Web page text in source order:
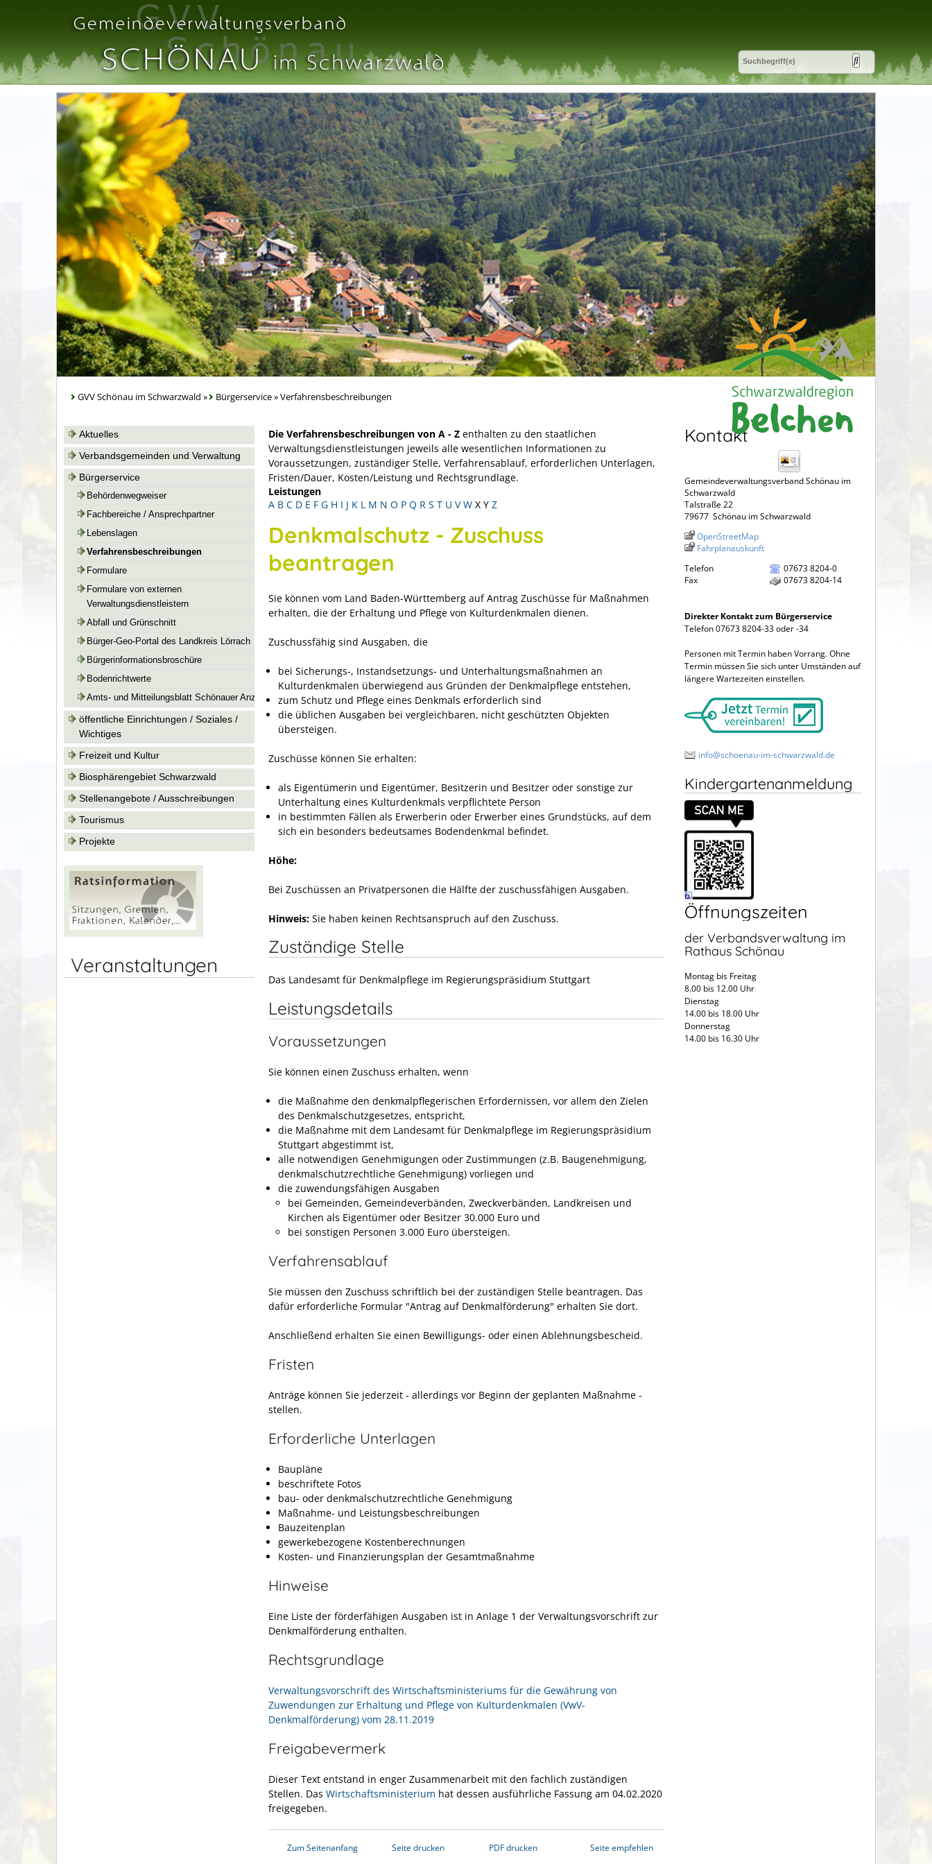
GVV Schönau im Schwarzwald » Bürgerservice»Verfahrensbeschreibungen
Aktuelles
Verbandsgemeinden und Verwaltung
Bürgerservice
Behördenwegweiser
Fachbereiche / Ansprechpartner
Lebenslagen
Verfahrensbeschreibungen
Formulare
Formulare von externen
Verwaltungsdienstleistern
Abfall und Grünschnitt
Bürger-Geo-Portal des Landkreis Lörrach
Bürgerinformationsbroschüre
Bodenrichtwerte
Amts- und Mitteilungsblatt Schönauer Anzeiger
öffentliche Einrichtungen / Soziales /
Wichtiges
Freizeit und Kultur
Biosphärengebiet Schwarzwald
Stellenangebote / Ausschreibungen
Tourismus
Projekte
Veranstaltungen
Die Verfahrensbeschreibungen von A - Z enthalten zu den staatlichen
Verwaltungsdienstleistungen jeweils alle wesentlichen Informationen zu
Voraussetzungen, zuständiger Stelle, Verfahrensablauf, erforderlichen Unterlagen,
Fristen/Dauer, Kosten/Leistung und Rechtsgrundlage.
Leistungen
A B C D E F G H I J K L M N O P Q R S T U V W X Y Z
Denkmalschutz - Zuschuss
beantragen
Sie können vom Land Baden-Württemberg auf Antrag Zuschüsse für Maßnahmen
erhalten, die der Erhaltung und Pflege von Kulturdenkmalen dienen.
Zuschussfähig sind Ausgaben, die
bei Sicherungs-, Instandsetzungs- und Unterhaltungsmaßnahmen an
Kulturdenkmalen überwiegend aus Gründen der Denkmalpflege entstehen,
zum Schutz und Pflege eines Denkmals erforderlich sind
die üblichen Ausgaben bei vergleichbaren, nicht geschützten Objekten
übersteigen.
Zuschüsse können Sie erhalten:
als Eigentümerin und Eigentümer, Besitzerin und Besitzer oder sonstige zur
Unterhaltung eines Kulturdenkmals verpflichtete Person
in bestimmten Fällen als Erwerberin oder Erwerber eines Grundstücks, auf dem
sich ein besonders bedeutsames Bodendenkmal befindet.
Höhe:
Bei Zuschüssen an Privatpersonen die Hälfte der zuschussfähigen Ausgaben.
Hinweis: Sie haben keinen Rechtsanspruch aufden Zuschuss.
Zuständige Stelle
Das Landesamt für Denkmalpflege im Regierungspräsidium Stuttgart
Leistungsdetails
Voraussetzungen
Sie können einen Zuschuss erhalten, wenn
die Maßnahme den denkmalpflegerischen Erfordernissen, vor allem den Zielen
des Denkmalschutzgesetzes, entspricht,
die Maßnahme mit dem Landesamt für Denkmalpflege im Regierungspräsidium
Stuttgart abgestimmt ist,
alle notwendigen Genehmigungen oder Zustimmungen (z.B. Baugenehmigung,
denkmalschutzrechtliche Genehmigung) vorliegen und
die zuwendungsfähigen Ausgaben
bei Gemeinden, Gemeindeverbänden, Zweckverbänden, Landkreisen und
Kirchen als Eigentümer oder Besitzer 30.000 Euro und
bei sonstigen Personen 3.000 Euro übersteigen.
Verfahrensablauf
Sie müssen den Zuschuss schriftlich bei der zuständigen Stelle beantragen. Das
dafür erforderliche Formular "Antrag auf Denkmalförderung" erhalten Sie dort.
Anschließend erhalten Sie einen Bewilligungs- oder einen Ablehnungsbescheid.
Fristen
Anträge können Sie jederzeit - allerdings vor Beginn der geplanten Maßnahme -
stellen.
Erforderliche Unterlagen
Baupläne
beschriftete Fotos
bau- oder denkmalschutzrechtliche Genehmigung
Maßnahme- und Leistungsbeschreibungen
Bauzeitenplan
gewerkebezogene Kostenberechnungen
Kosten- und Finanzierungsplan der Gesamtmaßnahme
Hinweise
Eine Liste der förderfähigen Ausgaben ist in Anlage 1 der Verwaltungsvorschrift zur
Denkmalförderung enthalten.
Rechtsgrundlage
Verwaltungsvorschrift des Wirtschaftsministeriums für die Gewährung von
Zuwendungen zur Erhaltung und Pflege von Kulturdenkmalen (VwV-
Denkmalförderung) vom 28.11.2019
Freigabevermerk
Dieser Text entstand in enger Zusammenarbeit mit den fachlich zuständigen
Stellen. Das Wirtschaftsministerium hat dessen ausführliche Fassung am 04.02.2020
freigegeben.
Zum Seitenanfang Seite drucken PDF drucken Seite empfehlen
Kontakt
Gemeindeverwaltungsverband Schönau im
Schwarzwald
Talstraße 22
79677 Schönau im Schwarzwald
OpenStreetMap
Fahrplanauskunft
Telefon
07673 8204-0
Fax
07673 8204-14
Direkter Kontakt zum Bürgerservice
Telefon 07673 8204-33 oder -34
Personen mit Termin haben Vorrang. Ohne
Termin müssen Sie sich unter Umständen auf
längere Wartezeiten einstellen.
info@schoenau-im-schwarzwald.de
Kindergartenanmeldung
Öffnungszeiten
der Verbandsverwaltung im
Rathaus Schönau
Montag bis Freitag
8.00 bis 12.00 Uhr
Dienstag
14.00 bis 18.00 Uhr
Donnerstag
14.00 bis 16.30 Uhr